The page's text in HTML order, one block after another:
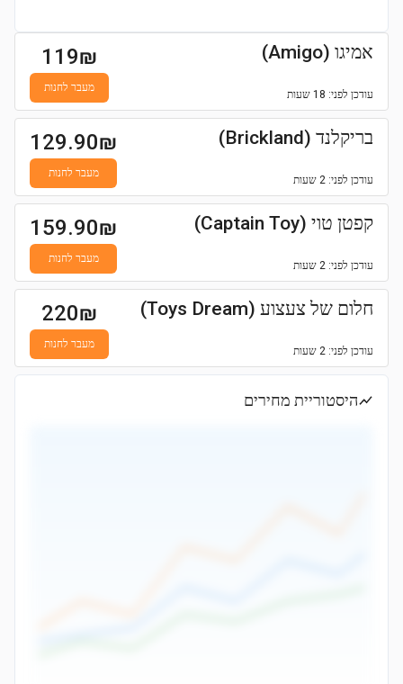
אמיגו (Amigo)
עודכן לפני: 18 שעות
119₪
מעבר לחנות
בריקלנד (Brickland)
עודכן לפני: 2 שעות
129.90₪
מעבר לחנות
קפטן טוי (Captain Toy)
עודכן לפני: 2 שעות
159.90₪
מעבר לחנות
חלום של צעצוע (Toys Dream)
עודכן לפני: 2 שעות
220₪
מעבר לחנות
היסטוריית מחירים